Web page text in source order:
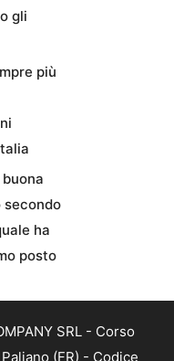
gli
più
secondo
ha
posto
SRL - Corso
(FR) - Codice